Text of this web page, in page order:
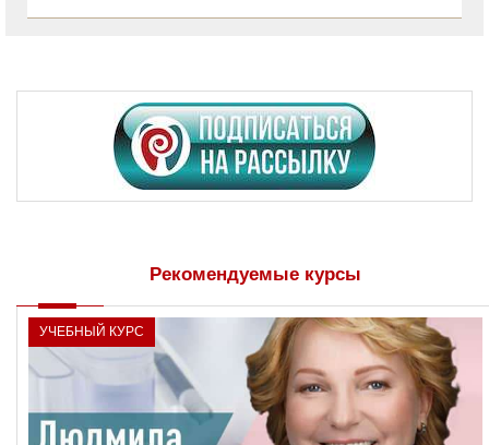
Рекомендуемые курсы
УЧЕБНЫЙ КУРС